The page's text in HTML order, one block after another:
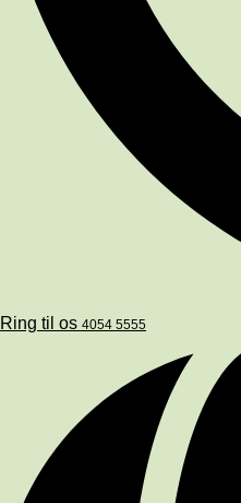
Ring til os 4054 5555